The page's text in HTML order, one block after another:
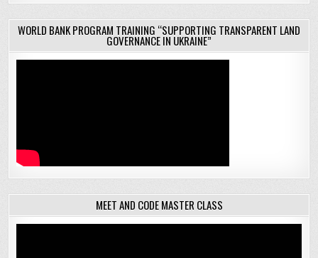
WORLD BANK PROGRAM TRAINING “SUPPORTING TRANSPARENT LAND
GOVERNANCE IN UKRAINE”
MEET AND CODE MASTER CLASS